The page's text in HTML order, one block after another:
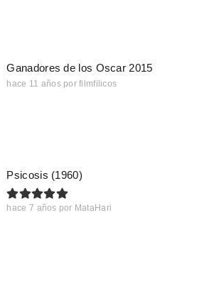
Ganadores de los Oscar 2015
hace 11 años por filmfilicos
Psicosis (1960)
hace 7 años por MataHari